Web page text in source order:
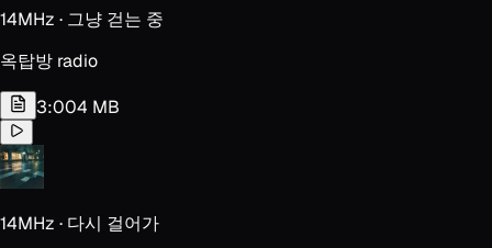
14MHz · 그냥 걷는 중
옥탑방 radio
3:004 MB
14MHz · 다시 걸어가